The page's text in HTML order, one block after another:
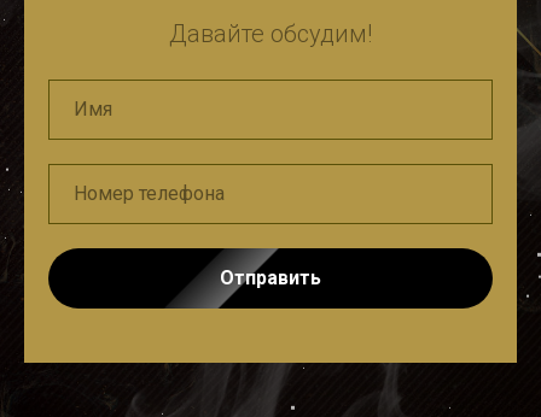
Давайте обсудим!
Отправить